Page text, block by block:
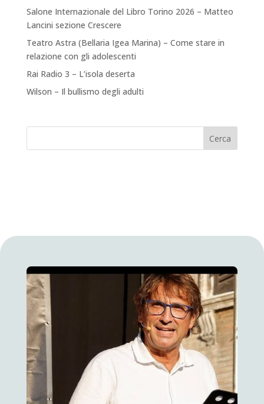
Salone Internazionale del Libro Torino 2026 – Matteo
Lancini sezione Crescere
Teatro Astra (Bellaria Igea Marina) – Come stare in
relazione con gli adolescenti
Rai Radio 3 – L’isola deserta
Wilson – Il bullismo degli adulti